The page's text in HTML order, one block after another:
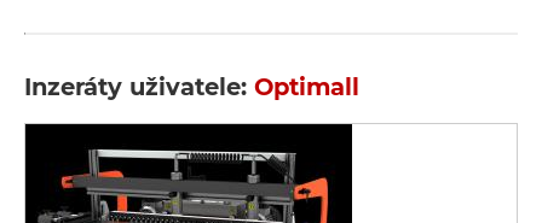
Inzeráty uživatele: Optimall